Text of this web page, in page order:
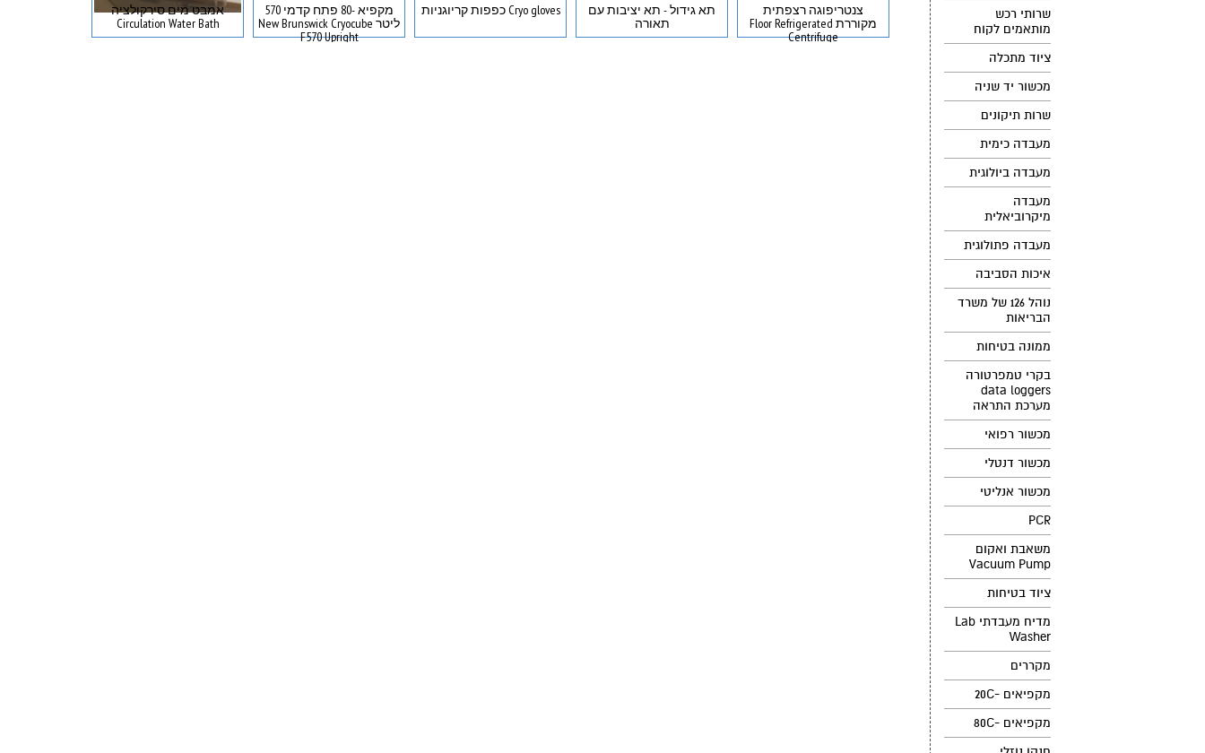
שרותי רכש
מותאמים לקוח
ציוד מתכלה
מכשור יד שניה
שרות תיקונים
מעבדה כימית
מעבדה ביולוגית
מעבדה
מיקרוביאלית
מעבדה פתולוגית
איכות הסביבה
נוהל 126 של משרד
הבריאות
ממונה בטיחות
בקרי טמפרטורה
data loggers
מערכת התראה
מכשור רפואי
מכשור דנטלי
מכשור אנליטי
PCR
משאבת ואקום
Vacuum Pump
ציוד בטיחות
מדיח מעבדתי Lab
Washer
מקררים
מקפיאים -20C
מקפיאים -80C
צנטריפוגה רצפתית
מקוררת Floor Refrigerated
Centrifuge
תא גידול - תא יציבות עם
תאורה
Cryo gloves כפפות קריוגניות
מקפיא -80 פתח קדמי 570
ליטר New Brunswick Cryocube
F570 Upright
אמבט מים סירקולציה
Circulation Water Bath